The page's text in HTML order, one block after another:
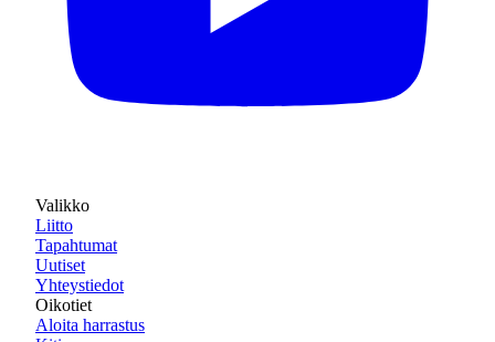
Valikko
Liitto
Tapahtumat
Uutiset
Yhteystiedot
Oikotiet
Aloita harrastus